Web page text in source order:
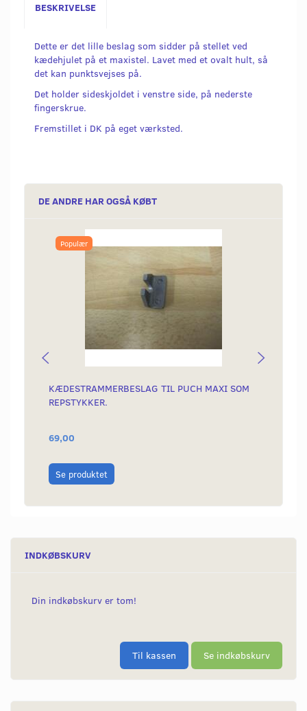
BESKRIVELSE
Dette er det lille beslag som sidder på stellet ved
kædehjulet på et maxistel. Lavet med et ovalt hult, så
det kan punktsvejses på.
Det holder sideskjoldet i venstre side, på nederste
fingerskrue.
Fremstillet i DK på eget værksted.
DE ANDRE HAR OGSÅ KØBT
Populær
KÆDESTRAMMERBESLAG TIL PUCH MAXI SOM
REPSTYKKER.
69,00
Se produktet
INDKØBSKURV
Din indkøbskurv er tom!
Til kassen Se indkøbskurv